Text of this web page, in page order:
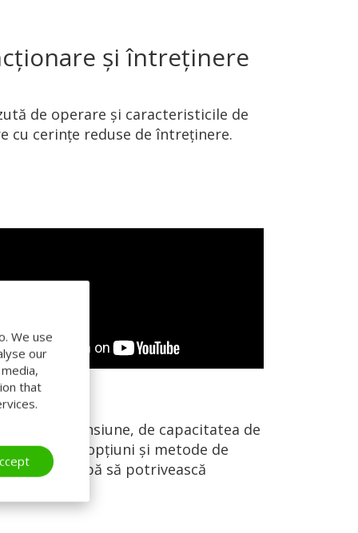
We use
our
that
şi întreţinere
de operare şi caracteristicile de
cu cerințe reduse de întreținere.
de dimensiune, de capacitatea de
largă de opţiuni și metode de
de rampă să potrivească